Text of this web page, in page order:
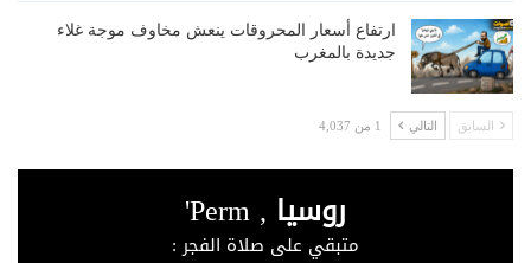
ارتفاع أسعار المحروقات ينعش مخاوف موجة غلاء
جديدة بالمغرب
السابق التالي 1 من 4,037